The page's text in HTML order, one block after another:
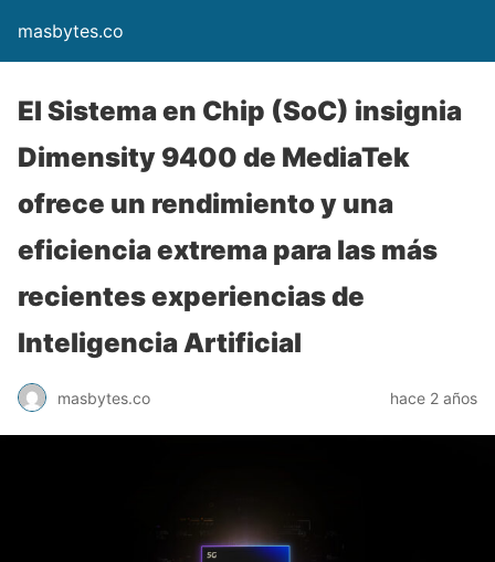
masbytes.co
El Sistema en Chip (SoC) insignia
Dimensity 9400 de MediaTek
ofrece un rendimiento y una
eficiencia extrema para las más
recientes experiencias de
Inteligencia Artificial
masbytes.co hace 2 años